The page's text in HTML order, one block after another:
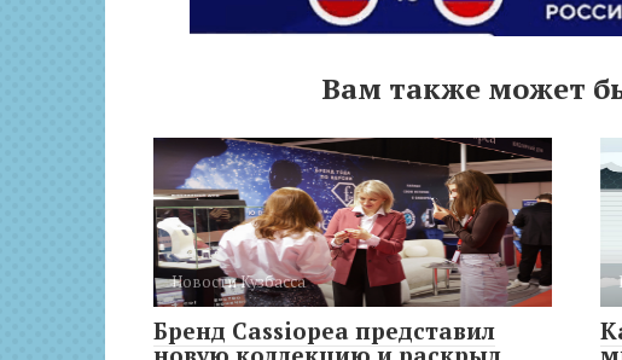
Вам также может
Новости Кузбасса
Бренд Cassiopea представил